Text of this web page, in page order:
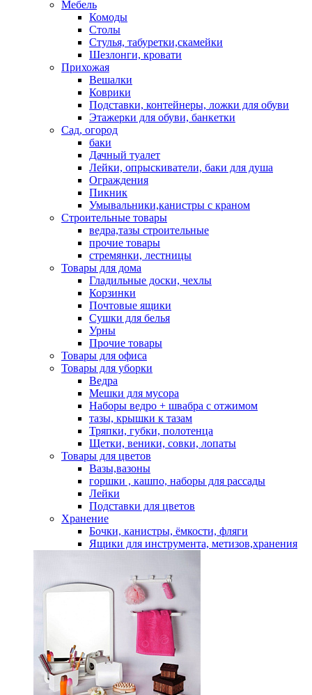
Мебель
Комоды
Столы
Стулья, табуретки,скамейки
Шезлонги, кровати
Прихожая
Вешалки
Коврики
Подставки, контейнеры, ложки для обуви
Этажерки для обуви, банкетки
Сад, огород
баки
Дачный туалет
Лейки, опрыскиватели, баки для душа
Ограждения
Пикник
Умывальники,канистры с краном
Строительные товары
ведра,тазы строительные
прочие товары
стремянки, лестницы
Товары для дома
Гладильные доски, чехлы
Корзинки
Почтовые ящики
Сушки для белья
Урны
Прочие товары
Товары для офиса
Товары для уборки
Ведра
Мешки для мусора
Наборы ведро + швабра с отжимом
тазы, крышки к тазам
Тряпки, губки, полотенца
Щетки, веники, совки, лопаты
Товары для цветов
Вазы,вазоны
горшки , кашпо, наборы для рассады
Лейки
Подставки для цветов
Хранение
Бочки, канистры, ёмкости, фляги
Ящики для инструмента, метизов,хранения